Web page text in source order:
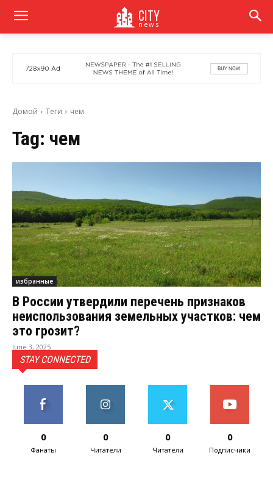
CITY
news
Домой Теги чем
Tag: чем
избранные
В России утвердили перечень признаков
неиспользования земельных участков: чем
это грозит?
June 3, 2025
STAY CONNECTED
0
Фанаты
0
Читатели
0
Читатели
0
Подписчики